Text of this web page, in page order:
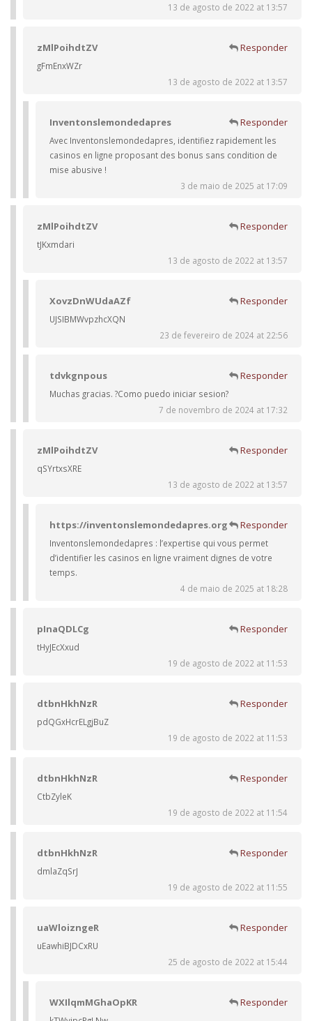
13 de agosto de 2022 at 13:57
zMlPoihdtZV Responder
gFmEnxWZr
13 de agosto de 2022 at 13:57
Inventonslemondedapres Responder
Avec Inventonslemondedapres, identifiez rapidement les
casinos en ligne proposant des bonus sans condition de
mise abusive !
3 de maio de 2025 at 17:09
zMlPoihdtZV Responder
tJKxmdari
13 de agosto de 2022 at 13:57
XovzDnWUdaAZf Responder
UJSIBMWvpzhcXQN
23 de fevereiro de 2024 at 22:56
tdvkgnpous Responder
Muchas gracias. ?Como puedo iniciar sesion?
7 de novembro de 2024 at 17:32
zMlPoihdtZV Responder
qSYrtxsXRE
13 de agosto de 2022 at 13:57
https://inventonslemondedapres.org Responder
Inventonslemondedapres : l’expertise qui vous permet
d’identifier les casinos en ligne vraiment dignes de votre
temps.
4 de maio de 2025 at 18:28
pInaQDLCg Responder
tHyJEcXxud
19 de agosto de 2022 at 11:53
dtbnHkhNzR Responder
pdQGxHcrELgjBuZ
19 de agosto de 2022 at 11:53
dtbnHkhNzR Responder
CtbZyleK
19 de agosto de 2022 at 11:54
dtbnHkhNzR Responder
dmlaZqSrJ
19 de agosto de 2022 at 11:55
uaWloizngeR Responder
uEawhiBJDCxRU
25 de agosto de 2022 at 15:44
WXIlqmMGhaOpKR Responder